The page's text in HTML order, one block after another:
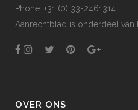
Phone: +31 (0) 33-2461314
Aanrechtblad is onderdeel van
OVER ONS